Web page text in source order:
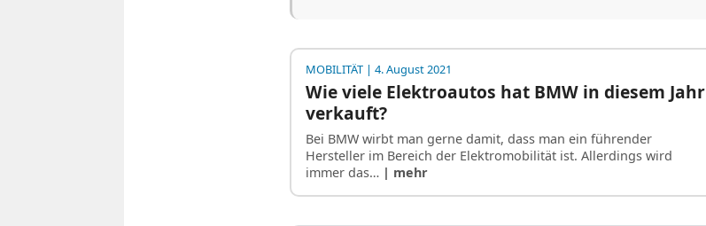
MOBILITÄT| 4. August 2021
Wie viele Elektroautos hat BMW in diesem Jahr
verkauft?
Bei BMW wirbt man gerne damit, dass man ein führender
Hersteller im Bereich der Elektromobilität ist. Allerdings wird
immer das… | mehr